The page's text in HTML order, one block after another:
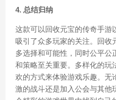
4. 总结归纳
这款可以回收元宝的传奇手游
吸引了众多玩家的关注。回收
多选择和可能性，同时公平公
和策略至关重要。多样化的玩
欢的方式来体验游戏乐趣。无
激的战斗还是加入公会与其他